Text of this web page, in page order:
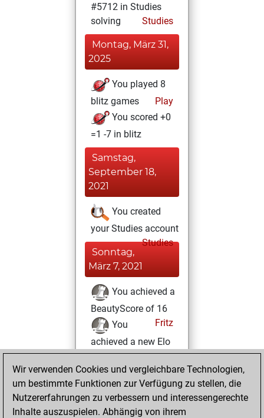
#5712 in Studies
solving
Studies
Montag, März 31,
2025
You played 8
blitz games
Play
You scored +0
=1 -7 in blitz
Samstag,
September 18,
2021
You created
your Studies account
Studies
Sonntag,
März 7, 2021
You achieved a
BeautyScore of 16
Fritz
You
achieved a new Elo
of 1602
Donnerstag,
Februar 11, 2021
Wir verwenden Cookies und vergleichbare Technologien,
um bestimmte Funktionen zur Verfügung zu stellen, die
Nutzererfahrungen zu verbessern und interessengerechte
Inhalte auszuspielen. Abhängig von ihrem